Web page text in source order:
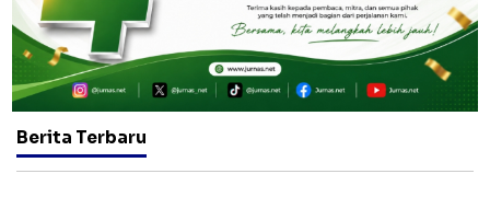
Berita Terbaru